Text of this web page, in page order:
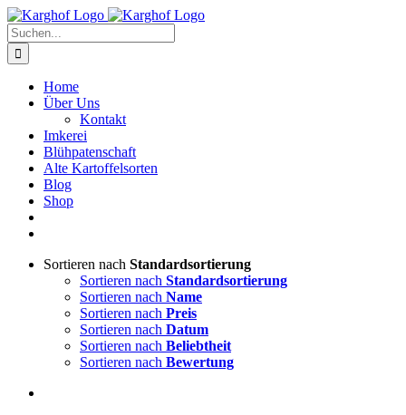
Zum
Inhalt
springen
Instagram
Facebook
Suche
nach:
Home
Über Uns
Kontakt
Imkerei
Blühpatenschaft
Alte Kartoffelsorten
Blog
Shop
Sortieren nach Standardsortierung
Sortieren nach Standardsortierung
Sortieren nach Name
Sortieren nach Preis
Sortieren nach Datum
Sortieren nach Beliebtheit
Sortieren nach Bewertung